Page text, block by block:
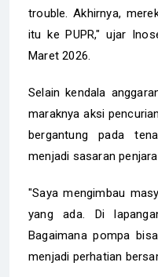
trouble. Akhirnya,
itu ke PUPR," ujar
Maret 2026.
Selain kendala
maraknya aksi
bergantung pada
menjadi sasaran
"Saya mengimbau
yang ada. Di
Bagaimana pompa
menjadi perhatian